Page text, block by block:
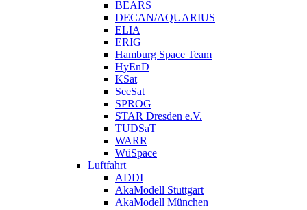
BEARS
DECAN/AQUARIUS
ELIA
ERIG
Hamburg Space Team
HyEnD
KSat
SeeSat
SPROG
STAR Dresden e.V.
TUDSaT
WARR
WüSpace
Luftfahrt
ADDI
AkaModell Stuttgart
AkaModell München